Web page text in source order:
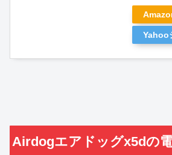
Yahoo
Airdogエアドッグx5dの